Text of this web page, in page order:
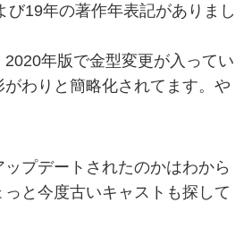
び19年の著作年表記がありまし
年版で金型変更が入ってい
わりと簡略化されてます。や
プデートされたのかはわから
と今度古いキャストも探して